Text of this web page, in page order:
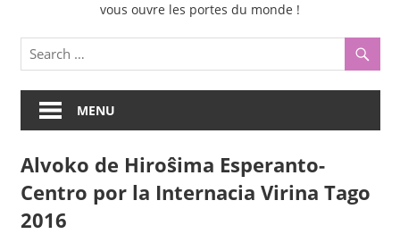
vous ouvre les portes du monde !
MENU
Alvoko de Hiroŝima Esperanto-
Centro por la Internacia Virina Tago
2016